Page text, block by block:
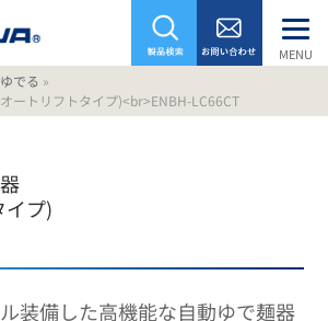
MENU
ゆでる »
ートリフトタイプ)<br>ENBH-LC66CT
イプ)
装備した高機能な自動ゆで麺器